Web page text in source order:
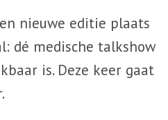
nieuwe editie plaats
dé medische talkshow
is. Deze keer gaat